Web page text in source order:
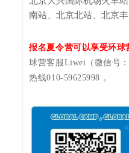
南站、北京北站、北京
报名夏令营可以享受环球
球营客服Liwei（微信号
热线010-59625998 。